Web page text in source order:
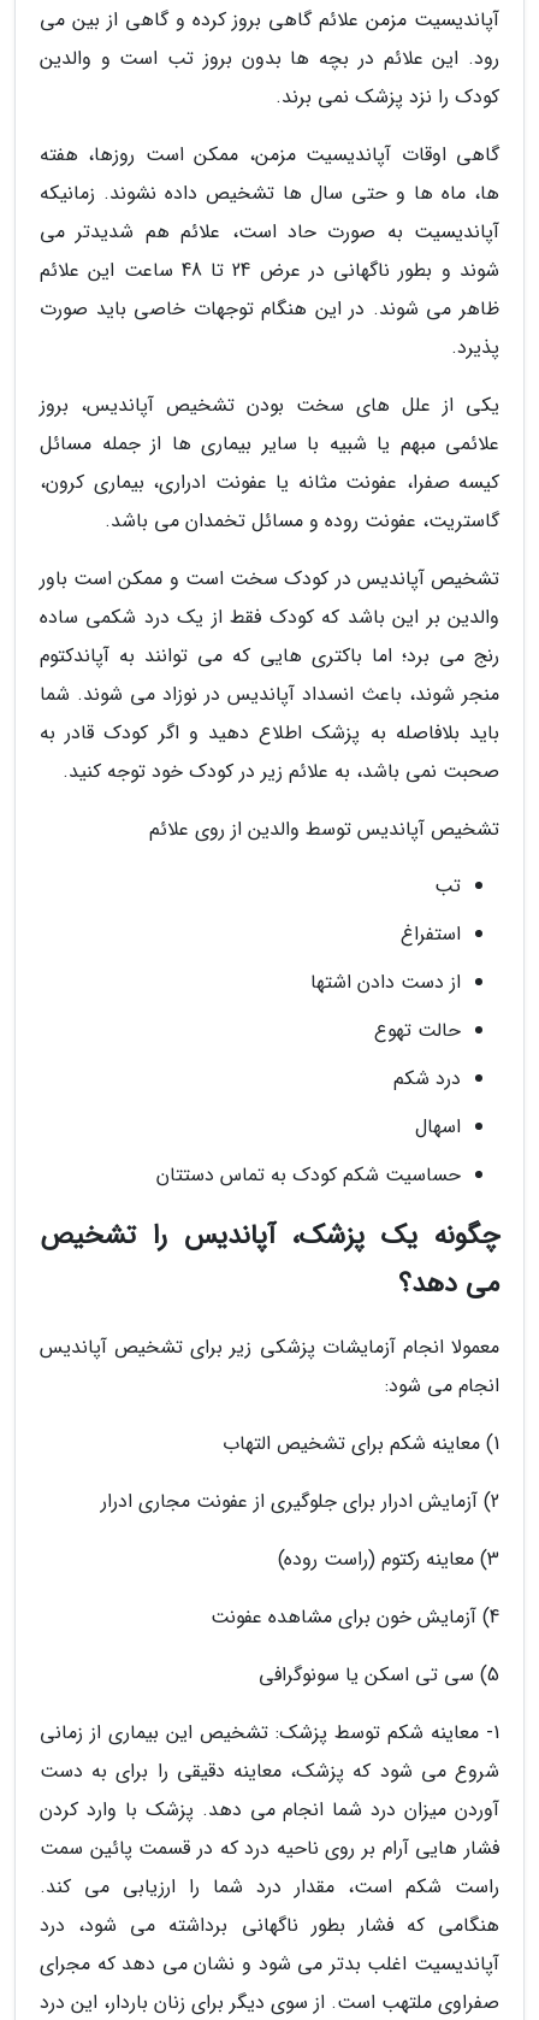
آپاندیسیت مزمن علائم گاهی بروز کرده و گاهی از بین می
رود. این علائم در بچه ها بدون بروز تب است و والدین
کودک را نزد پزشک نمی برند.
گاهی اوقات آپاندیسیت مزمن، ممکن است روزها، هفته
ها، ماه ها و حتی سال ها تشخیص داده نشوند. زمانیکه
آپاندیسیت به صورت حاد است، علائم هم شدیدتر می
شوند و بطور ناگهانی در عرض 24 تا 48 ساعت این علائم
ظاهر می شوند. در این هنگام توجهات خاصی باید صورت
پذیرد.
یکی از علل های سخت بودن تشخیص آپاندیس، بروز
علائمی مبهم یا شبیه با سایر بیماری ها از جمله مسائل
کیسه صفرا، عفونت مثانه یا عفونت ادراری، بیماری کرون،
گاستریت، عفونت روده و مسائل تخمدان می باشد.
تشخیص آپاندیس در کودک سخت است و ممکن است باور
والدین بر این باشد که کودک فقط از یک درد شکمی ساده
رنج می برد؛ اما باکتری هایی که می توانند به آپاندکتوم
منجر شوند، باعث انسداد آپاندیس در نوزاد می شوند. شما
باید بلافاصله به پزشک اطلاع دهید و اگر کودک قادر به
صحبت نمی باشد، به علائم زیر در کودک خود توجه کنید.
تشخیص آپاندیس توسط والدین از روی علائم
تب
استفراغ
از دست دادن اشتها
حالت تهوع
درد شکم
اسهال
حساسیت شکم کودک به تماس دستتان
چگونه یک پزشک، آپاندیس را تشخیص
می دهد؟
معمولا انجام آزمایشات پزشکی زیر برای تشخیص آپاندیس
انجام می شود:
1) معاینه شکم برای تشخیص التهاب
2) آزمایش ادرار برای جلوگیری از عفونت مجاری ادرار
3) معاینه رکتوم (راست روده)
4) آزمایش خون برای مشاهده عفونت
5) سی تی اسکن یا سونوگرافی
1- معاینه شکم توسط پزشک: تشخیص این بیماری از زمانی
شروع می شود که پزشک، معاینه دقیقی را برای به دست
آوردن میزان درد شما انجام می دهد. پزشک با وارد کردن
فشار هایی آرام بر روی ناحیه درد که در قسمت پائین سمت
راست شکم است، مقدار درد شما را ارزیابی می کند.
هنگامی که فشار بطور ناگهانی برداشته می شود، درد
آپاندیسیت اغلب بدتر می شود و نشان می دهد که مجرای
صفراوی ملتهب است. از سوی دیگر برای زنان باردار، این درد